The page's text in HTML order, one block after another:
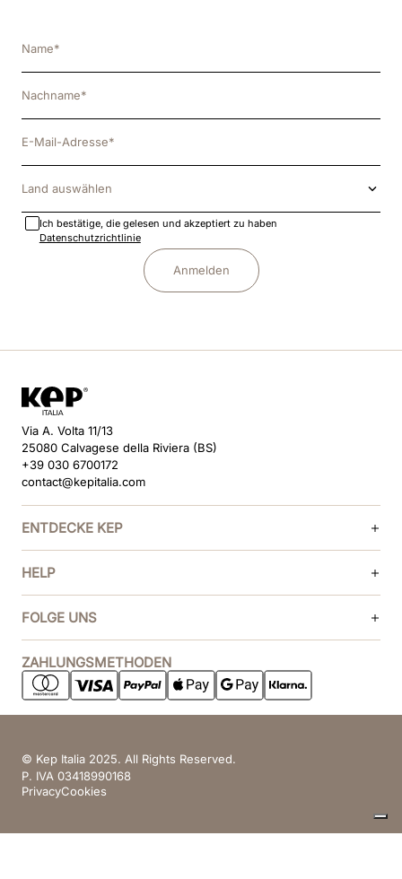
Land auswählen
Ich bestätige, die gelesen und akzeptiert zu haben
Datenschutzrichtlinie
Anmelden
Via A. Volta 11/13
25080 Calvagese della Riviera (BS)
+39 030 6700172
contact@kepitalia.com
ENTDECKE KEP
HELP
FOLGE UNS
ZAHLUNGSMETHODEN
© Kep Italia 2025. All Rights Reserved.
P. IVA 03418990168
PrivacyCookies